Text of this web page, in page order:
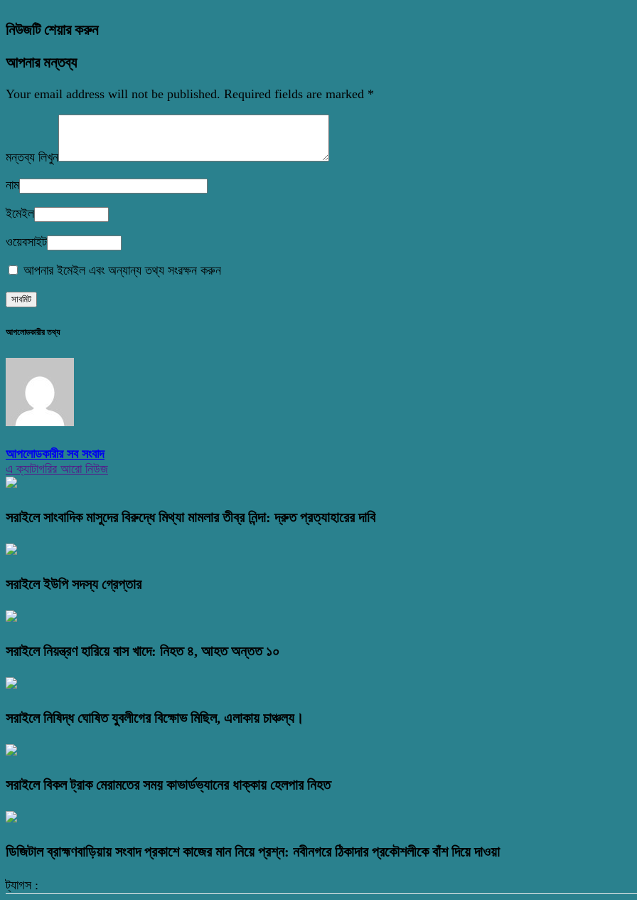
নিউজটি শেয়ার করুন
আপনার মন্তব্য
Your email address will not be published. Required fields are marked *
মন্তব্য লিখুন
নাম
ইমেইল
ওয়েবসাইট
আপনার ইমেইল এবং অন্যান্য তথ্য সংরক্ষন করুন
আপলোডকারীর তথ্য
আপলোডকারীর সব সংবাদ
এ ক্যাটাগরির আরো নিউজ
সরাইলে সাংবাদিক মাসুদের বিরুদ্ধে মিথ্যা মামলার তীব্র নিন্দা: দ্রুত প্রত্যাহারের দাবি
সরাইলে ইউপি সদস্য গ্রেপ্তার
সরাইলে নিয়ন্ত্রণ হারিয়ে বাস খাদে: নিহত ৪, আহত অন্তত ১০
সরাইলে নিষিদ্ধ ঘোষিত যুবলীগের বিক্ষোভ মিছিল, এলাকায় চাঞ্চল্য।
সরাইলে বিকল ট্রাক মেরামতের সময় কাভার্ডভ্যানের ধাক্কায় হেলপার নিহত
ডিজিটাল ব্রাহ্মণবাড়িয়ায় সংবাদ প্রকাশে কাজের মান নিয়ে প্রশ্ন: নবীনগরে ঠিকাদার প্রকৌশলীকে বাঁশ দিয়ে দাওয়া
ট্যাগস :